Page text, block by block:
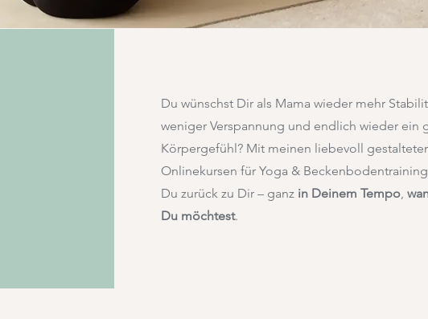
Du wünschst Dir als Mama wieder mehr
weniger Verspannung und endlich wieder ein
Körpergefühl? Mit meinen liebevoll
Onlinekursen für Yoga &
Du zurück zu Dir – ganz in Deinem Tempo,
Du möchtest.